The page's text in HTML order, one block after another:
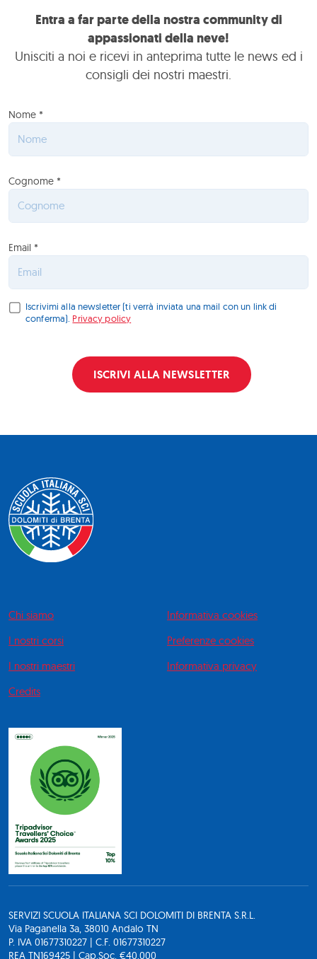
Entra a far parte della nostra community di
appassionati della neve!
Unisciti a noi e ricevi in anteprima tutte le news ed i
consigli dei nostri maestri.
Nome *
Cognome *
Email *
Iscrivimi alla newsletter (ti verrà inviata una mail con un link di
conferma). Privacy policy
ISCRIVI ALLA NEWSLETTER
Chi siamo
I nostri corsi
I nostri maestri
Credits
Informativa cookies
Preferenze cookies
Informativa privacy
SERVIZI SCUOLA ITALIANA SCI DOLOMITI DI BRENTA S.R.L.
Via Paganella 3a, 38010 Andalo TN
P. IVA 01677310227 | C.F. 01677310227
REA TN169425 | Cap.Soc. €40.000